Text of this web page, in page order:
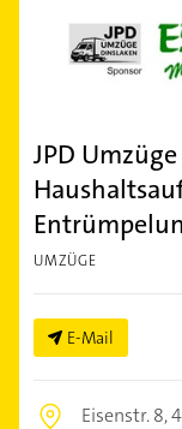
JPD
UMZÜGE
E-Mail
Eisenstr. 8,